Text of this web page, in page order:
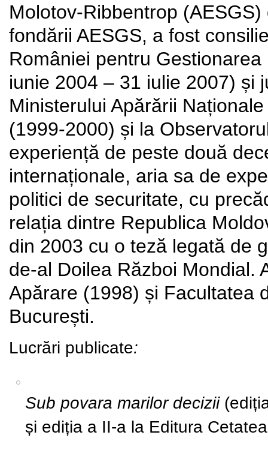
Molotov-Ribbentrop
fondării AESGS, a fost
României pentru
iunie 2004 – 31 iulie 2007) și
Ministerului Apărării
(1999-2000) și la
experiență de peste două
internaționale, aria sa de
politici de securitate, cu
relația dintre Republica
din 2003 cu o teză legată de
de-al Doilea Război Mondial.
Apărare (1998) și Facultatea
București.
Lucrări publicate:
Sub povara marilor decizii
și ediția a II-a la Editura